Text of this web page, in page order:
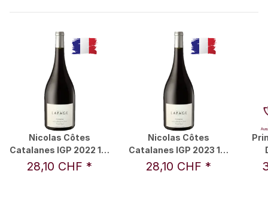
Nicolas Côtes
Catalanes IGP 2022 1,5
l - Domaine Lafage
28,10 CHF *
Nicolas Côtes
Catalanes IGP 2023 1,5
l - Domaine Lafage
28,10 CHF *